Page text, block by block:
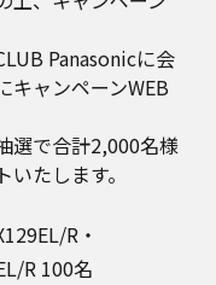
Panasonicに会
キャンペーンWEB
選で合計2,000名様
たします。
R・
R 100名